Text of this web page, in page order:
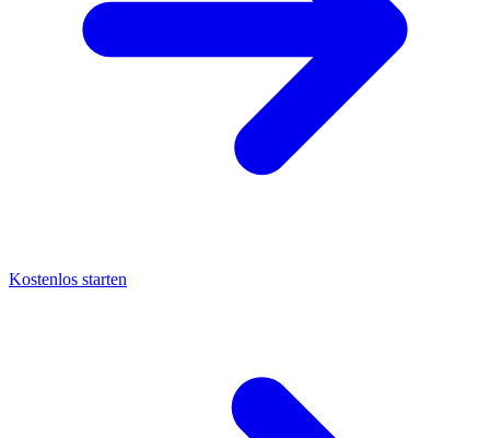
Kostenlos starten